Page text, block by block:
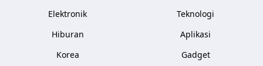
Elektronik
Hiburan
Korea
Teknologi
Aplikasi
Gadget